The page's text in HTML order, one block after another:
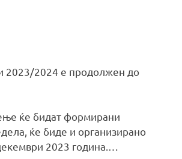
2023/2024 е продолжен до
ќе бидат формирани
ќе биде и организирано
2023 година.…